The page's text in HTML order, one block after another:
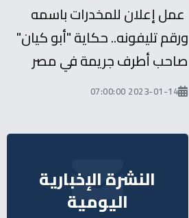
عمل إعلان للمخدرات باسمه
ورقم تليفونه.. حكاية "أبو كيان"
صاحب أطرف جريمة في مصر
2023-01-14 07:00:00
النشرة الإخبارية
اليومية